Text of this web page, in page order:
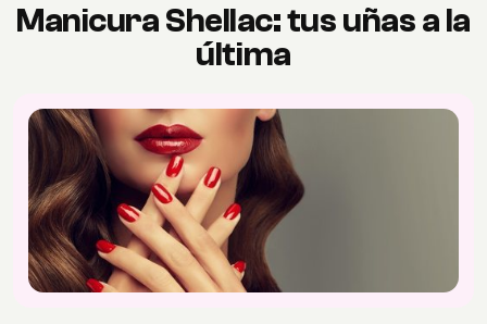
Manicura Shellac: tus uñas a la
última